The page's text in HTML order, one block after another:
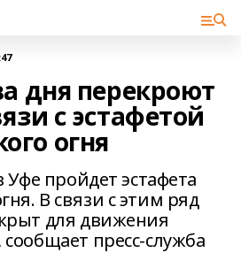
дня перекроют
с эстафетой
огня
Уфе пройдет эстафета
В связи с этим ряд
для движения
пресс-служба